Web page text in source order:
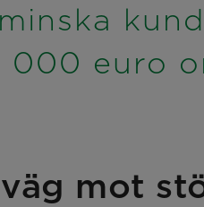
000 euro
mot